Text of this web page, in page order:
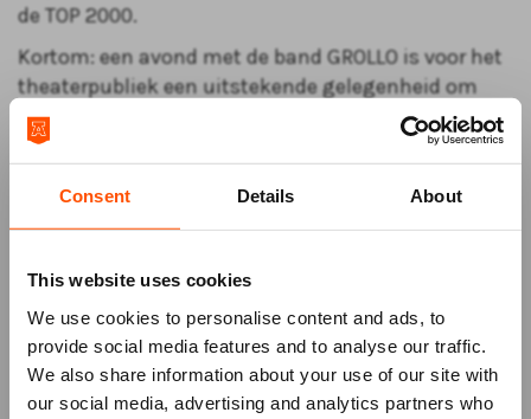
Consent Details About
This website uses cookies
We use cookies to personalise content and ads, to
provide social media features and to analyse our traffic.
We also share information about your use of our site with
our social media, advertising and analytics partners who
de TOP 2000.
Kortom: een avond met de band GROLLO is voor het
theaterpubliek een uitstekende gelegenheid om
terug te kijken op de roemruchte geschiedenis van
Nederlands bekendste en meest legendarische
korting op deze voorstelling. De korting wordt
automatisch verrekend als je bent ingelogd.